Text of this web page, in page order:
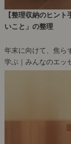
【整理収納のヒン
いこと」の整理
年末に向けて、焦ら
学ぶ｜みんなのエッ